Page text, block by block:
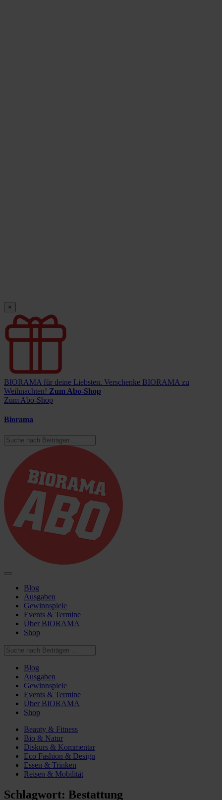
×
BIORAMA für deine Liebsten. Verschenke BIORAMA zu
Weihnachten! Zum Abo-Shop
Zum Abo-Shop
Biorama
Blog
Ausgaben
Gewinnspiele
Events & Termine
Über BIORAMA
Shop
Blog
Ausgaben
Gewinnspiele
Events & Termine
Über BIORAMA
Shop
Beauty & Fitness
Bio & Natur
Diskurs & Kommentar
Eco Fashion & Design
Essen & Trinken
Reisen & Mobilität
Schlagwort: Bestattung